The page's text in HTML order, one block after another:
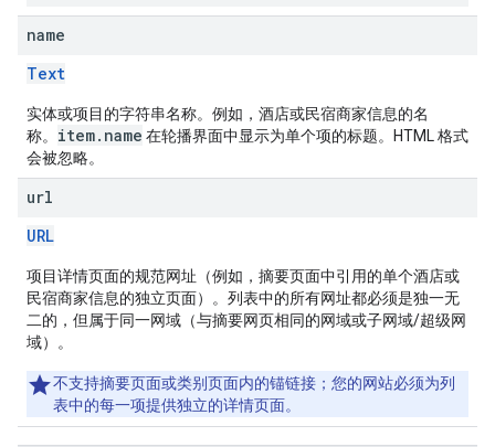
name
Text
实体或项目的字符串名称。例如，酒店或民宿商家信息的名
称。 item.name 在轮播界面中显示为单个项的标题。HTML 格式
会被忽略。
url
URL
项目详情页面的规范网址（例如，摘要页面中引用的单个酒店或
民宿商家信息的独立页面）。列表中的所有网址都必须是独一无
二的，但属于同一网域（与摘要网页相同的网域或子网域/超级网
域）。
不支持摘要页面或类别页面内的锚链接；您的网站必须为列
表中的每一项提供独立的详情页面。